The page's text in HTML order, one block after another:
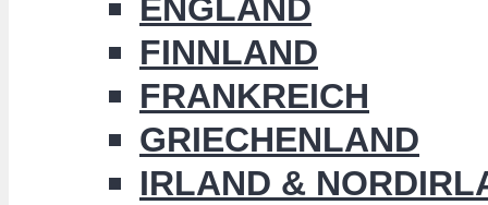
ENGLAND
FINNLAND
FRANKREICH
GRIECHENLAND
IRLAND &